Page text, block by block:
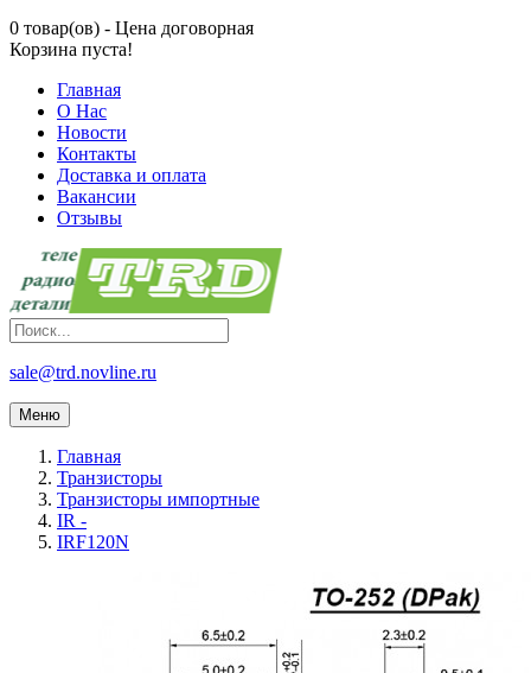
0 товар(ов) - Цена договорная
Корзина пуста!
Главная
О Нас
Новости
Контакты
Доставка и оплата
Вакансии
Отзывы
sale@trd.novline.ru
Меню
Главная
Транзисторы
Транзисторы импортные
IR -
IRF120N